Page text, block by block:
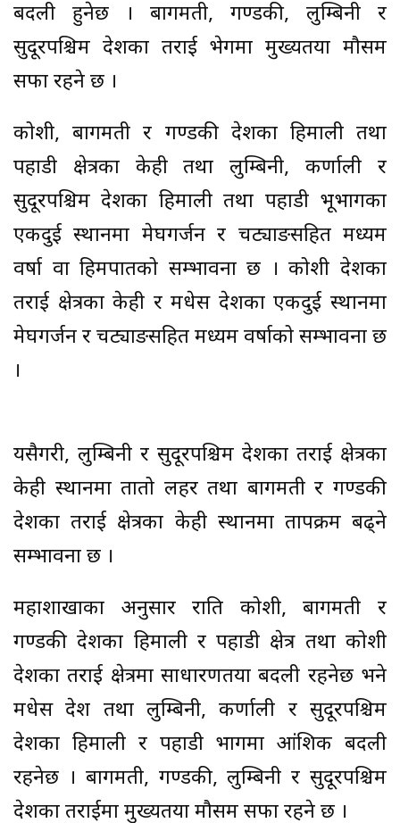
बदली हुनेछ । बागमती, गण्डकी, लुम्बिनी र
सुदूरपश्चिम प्रदेशका तराई भेगमा मुख्यतया मौसम
सफा रहने छ ।
कोशी, बागमती र गण्डकी प्रदेशका हिमाली तथा
पहाडी क्षेत्रका केही तथा लुम्बिनी, कर्णाली र
सुदूरपश्चिम प्रदेशका हिमाली तथा पहाडी भूभागका
एकदुई स्थानमा मेघगर्जन र चट्याङसहित मध्यम
वर्षा वा हिमपातको सम्भावना छ । कोशी प्रदेशका
तराई क्षेत्रका केही र मधेस प्रदेशका एकदुई स्थानमा
मेघगर्जन र चट्याङसहित मध्यम वर्षाको सम्भावना छ
।
यसैगरी, लुम्बिनी र सुदूरपश्चिम प्रदेशका तराई क्षेत्रका
केही स्थानमा तातो लहर तथा बागमती र गण्डकी
प्रदेशका तराई क्षेत्रका केही स्थानमा तापक्रम बढ्ने
सम्भावना छ ।
महाशाखाका अनुसार राति कोशी, बागमती र
गण्डकी प्रदेशका हिमाली र पहाडी क्षेत्र तथा कोशी
प्रदेशका तराई क्षेत्रमा साधारणतया बदली रहनेछ भने
मधेस प्रदेश तथा लुम्बिनी, कर्णाली र सुदूरपश्चिम
प्रदेशका हिमाली र पहाडी भागमा आंशिक बदली
रहनेछ । बागमती, गण्डकी, लुम्बिनी र सुदूरपश्चिम
प्रदेशका तराईमा मुख्यतया मौसम सफा रहने छ ।